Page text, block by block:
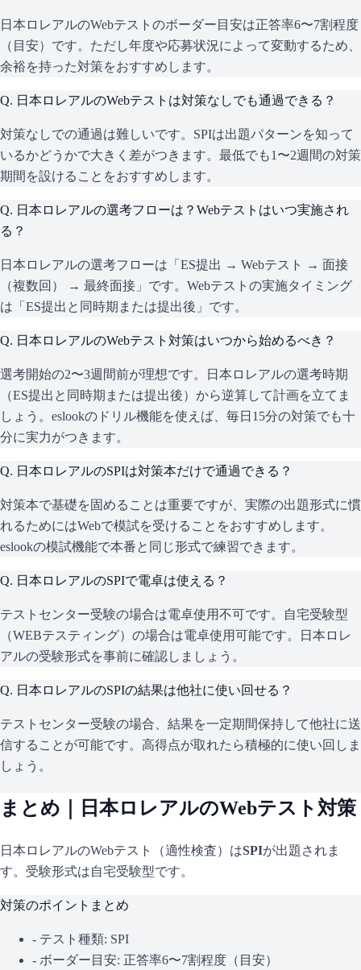
日本ロレアルのWebテストのボーダー目安は正答率6〜7割程度
（目安）です。ただし年度や応募状況によって変動するため、
余裕を持った対策をおすすめします。
Q. 日本ロレアルのWebテストは対策なしでも通過できる？
対策なしでの通過は難しいです。SPIは出題パターンを知って
いるかどうかで大きく差がつきます。最低でも1〜2週間の対策
期間を設けることをおすすめします。
Q. 日本ロレアルの選考フローは？Webテストはいつ実施され
る？
日本ロレアルの選考フローは「ES提出 → Webテスト → 面接
（複数回） → 最終面接」です。Webテストの実施タイミング
は「ES提出と同時期または提出後」です。
Q. 日本ロレアルのWebテスト対策はいつから始めるべき？
選考開始の2〜3週間前が理想です。日本ロレアルの選考時期
（ES提出と同時期または提出後）から逆算して計画を立てま
しょう。eslookのドリル機能を使えば、毎日15分の対策でも十
分に実力がつきます。
Q. 日本ロレアルのSPIは対策本だけで通過できる？
対策本で基礎を固めることは重要ですが、実際の出題形式に慣
れるためにはWebで模試を受けることをおすすめします。
eslookの模試機能で本番と同じ形式で練習できます。
Q. 日本ロレアルのSPIで電卓は使える？
テストセンター受験の場合は電卓使用不可です。自宅受験型
（WEBテスティング）の場合は電卓使用可能です。日本ロレ
アルの受験形式を事前に確認しましょう。
Q. 日本ロレアルのSPIの結果は他社に使い回せる？
テストセンター受験の場合、結果を一定期間保持して他社に送
信することが可能です。高得点が取れたら積極的に使い回しま
しょう。
まとめ｜ 日本ロレアルのWebテスト対策
日本ロレアルのWebテスト（適性検査）はSPIが出題されま
す。 受験形式は自宅受験型です。
対策のポイントまとめ
- テスト種類: SPI
- ボーダー目安: 正答率6〜7割程度（目安）